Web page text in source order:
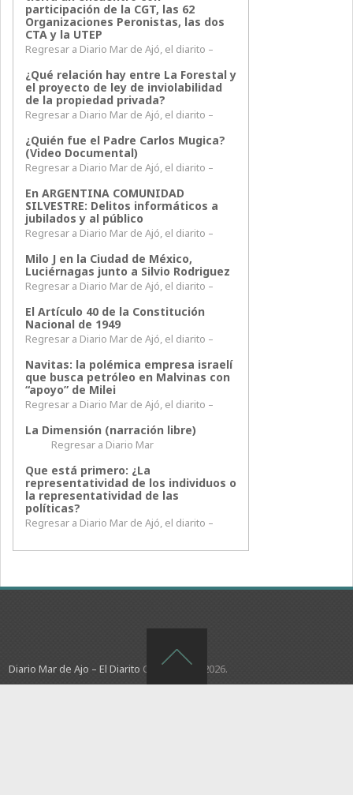
participación de la CGT, las 62
Organizaciones Peronistas, las dos
CTA y la UTEP
Regresar a Diario Mar de Ajó, el diarito –
¿Qué relación hay entre La Forestal y
el proyecto de ley de inviolabilidad
de la propiedad privada?
Regresar a Diario Mar de Ajó, el diarito –
¿Quién fue el Padre Carlos Mugica?
(Video Documental)
Regresar a Diario Mar de Ajó, el diarito –
En ARGENTINA COMUNIDAD
SILVESTRE: Delitos informáticos a
jubilados y al público
Regresar a Diario Mar de Ajó, el diarito –
Milo J en la Ciudad de México,
Luciérnagas junto a Silvio Rodriguez
Regresar a Diario Mar de Ajó, el diarito –
El Artículo 40 de la Constitución
Nacional de 1949
Regresar a Diario Mar de Ajó, el diarito –
Navitas: la polémica empresa israelí
que busca petróleo en Malvinas con
“apoyo” de Milei
Regresar a Diario Mar de Ajó, el diarito –
La Dimensión (narración libre)
Regresar a Diario Mar
Que está primero: ¿La
representatividad de los individuos o
la representatividad de las
políticas?
Regresar a Diario Mar de Ajó, el diarito –
Diario Mar de Ajo – El Diarito Copyright © 2026.